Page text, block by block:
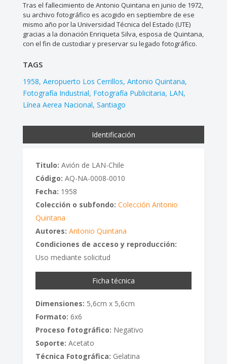
Tras el fallecimiento de Antonio Quintana en junio de 1972,
su archivo fotográfico es acogido en septiembre de ese
mismo año por la Universidad Técnica del Estado (UTE)
gracias a la donación Enriqueta Silva, esposa de Quintana,
con el fin de custodiar y preservar su legado fotográfico.
TAGS
1958 Aeropuerto Los Cerrillos Antonio Quintana
Fotografía Industrial Fotografía Publicitaria LAN
Línea Aerea Nacional Santiago
Identificación
Titulo: Avión de LAN-Chile
Código: AQ-NA-0008-0010
Fecha: 1958
Colección o subfondo: Colección Antonio
Quintana
Autores: Antonio Quintana
Condiciones de acceso y reproducción:
Uso mediante solicitud
Ficha técnica
Dimensiones: 5,6cm x 5,6cm
Formato: 6x6
Proceso fotográfico: Negativo
Soporte: Acetato
Técnica Fotográfica: Gelatina